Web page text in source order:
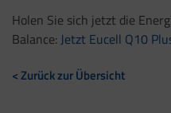
Holen Sie sich jetzt die
Balance: Jetzt Eucell Q10
< Zurück zur Übersicht